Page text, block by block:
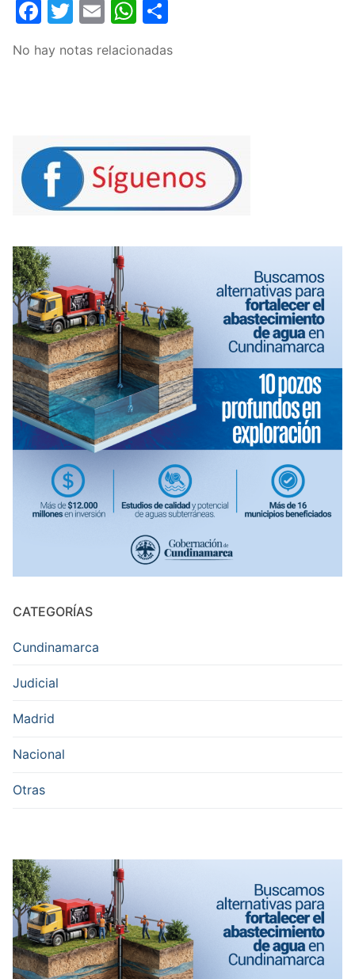
Facebook
Twitter
EmailWhatsApp
No hay notas relacionadas
CATEGORÍAS
Cundinamarca
Judicial
Madrid
Nacional
Otras